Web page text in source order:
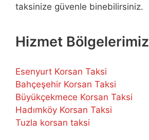
taksinize güvenle binebilirsiniz.
Hizmet Bölgelerimiz
Esenyurt Korsan Taksi
Bahçeşehir Korsan Taksi
Büyükçekmece Korsan Taksi
Hadımköy Korsan Taksi
Tuzla korsan taksi